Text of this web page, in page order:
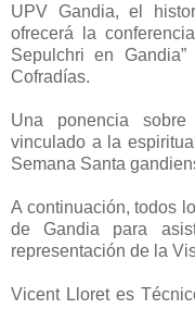
UPV Gandia, el
ofrecerá la
Sepulchri en
Cofradías.
Una ponencia
vinculado a la
Semana Santa
A continuación, todos
de Gandia para
representación de la
Vicent Lloret es